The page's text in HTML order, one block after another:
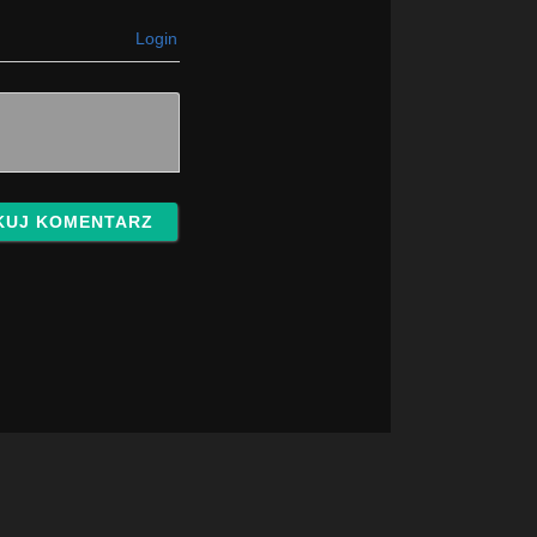
Login